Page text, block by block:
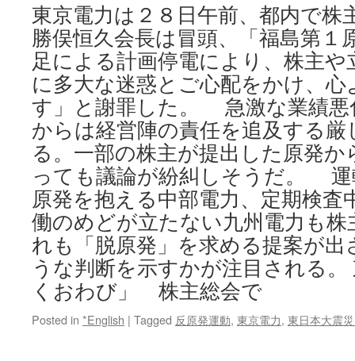
東京電力は２８日午前、都内で株
勝俣恒久会長は冒頭、「福島第１
足による計画停電により、株主や
に多大な迷惑とご心配をかけ、
す」と謝罪した。 急激な業績悪
からは経営陣の責任を追及する
る。一部の株主が提出した原発
っても議論が紛糾しそうだ。 運
原発を抱える中部電力、定期検査
働のめどが立たない九州電力も
れも「脱原発」を求める提案が
うな判断を示すかが注目される
くおわび」 株主総会で
Posted in *English | Tagged 反原発運動, 東京電力, 東日本大震